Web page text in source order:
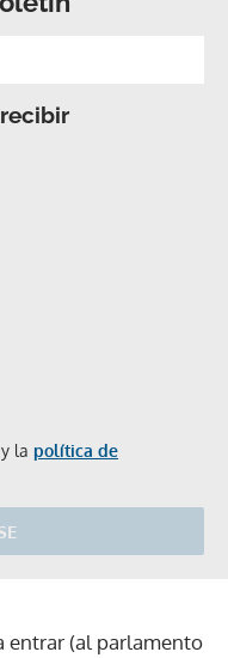
y la política de
entrar (al parlamento